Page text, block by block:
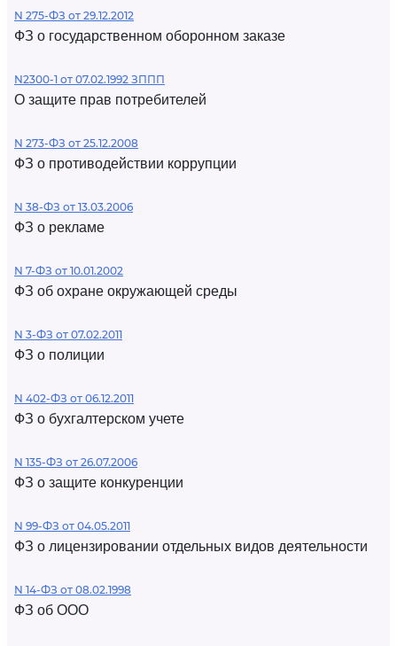
N 275-ФЗ от 29.12.2012
ФЗ о государственном оборонном заказе
N2300-1 от 07.02.1992 ЗППП
О защите прав потребителей
N 273-ФЗ от 25.12.2008
ФЗ о противодействии коррупции
N 38-ФЗ от 13.03.2006
ФЗ о рекламе
N 7-ФЗ от 10.01.2002
ФЗ об охране окружающей среды
N 3-ФЗ от 07.02.2011
ФЗ о полиции
N 402-ФЗ от 06.12.2011
ФЗ о бухгалтерском учете
N 135-ФЗ от 26.07.2006
ФЗ о защите конкуренции
N 99-ФЗ от 04.05.2011
ФЗ о лицензировании отдельных видов деятельности
N 14-ФЗ от 08.02.1998
ФЗ об ООО